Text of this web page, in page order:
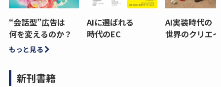
“会話型”広告は
何を変えるのか？
AIに選ばれる
時代のEC
AI実装時代の
世界のクリエ
もっと見る
新刊書籍